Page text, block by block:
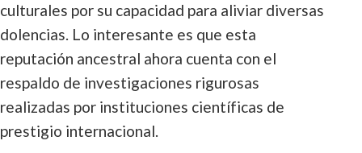
culturales por su capacidad para aliviar diversas
dolencias. Lo interesante es que esta
reputación ancestral ahora cuenta con el
respaldo de investigaciones rigurosas
realizadas por instituciones científicas de
prestigio internacional.